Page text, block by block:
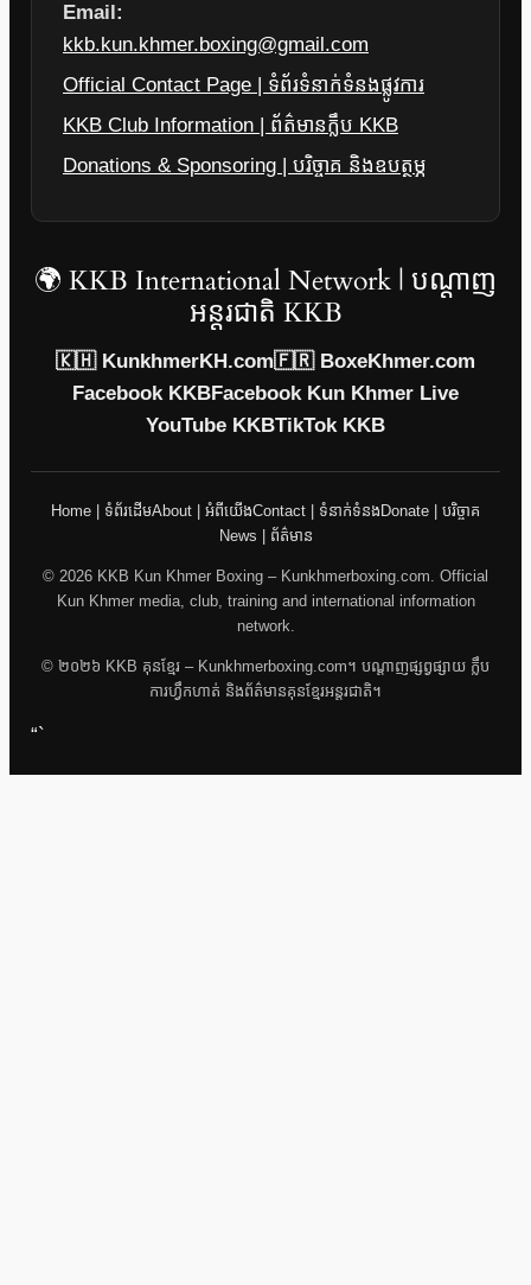
Email:
kkb.kun.khmer.boxing@gmail.com
Official Contact Page | ទំព័រទំនាក់ទំនងផ្លូវការ
KKB Club Information | ព័ត៌មានក្លឹប KKB
Donations & Sponsoring | បរិច្ចាគ និងឧបត្ថម្ភ
🌍 KKB International Network | បណ្តាញ
អន្តរជាតិ KKB
🇰🇭 KunkhmerKH.com🇫🇷 BoxeKhmer.com
Facebook KKBFacebook Kun Khmer Live
YouTube KKBTikTok KKB
Home | ទំព័រដើមAbout | អំពីយើងContact | ទំនាក់ទំនង Donate | បរិច្ចាគ
News | ព័ត៌មាន
© 2026 KKB Kun Khmer Boxing – Kunkhmerboxing.com. Official
Kun Khmer media, club, training and international information
network.
© ២០២៦ KKB គុនខ្មែរ – Kunkhmerboxing.com។ បណ្តាញផ្សព្វផ្សាយ ក្លឹប
ការហ្វឹកហាត់ និងព័ត៌មានគុនខ្មែរអន្តរជាតិ។
“`